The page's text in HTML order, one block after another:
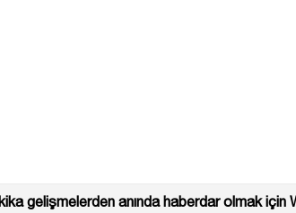
gelişmelerden anında haberdar olmak için